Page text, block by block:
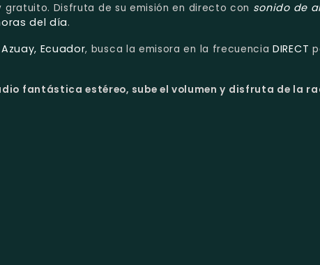
gratuito. Disfruta de su emisión en directo con sonido de
del día.
Ecuador, busca la emisora en la frecuenciaDIRECT
fantástica estéreo, sube el volumen y disfruta de la